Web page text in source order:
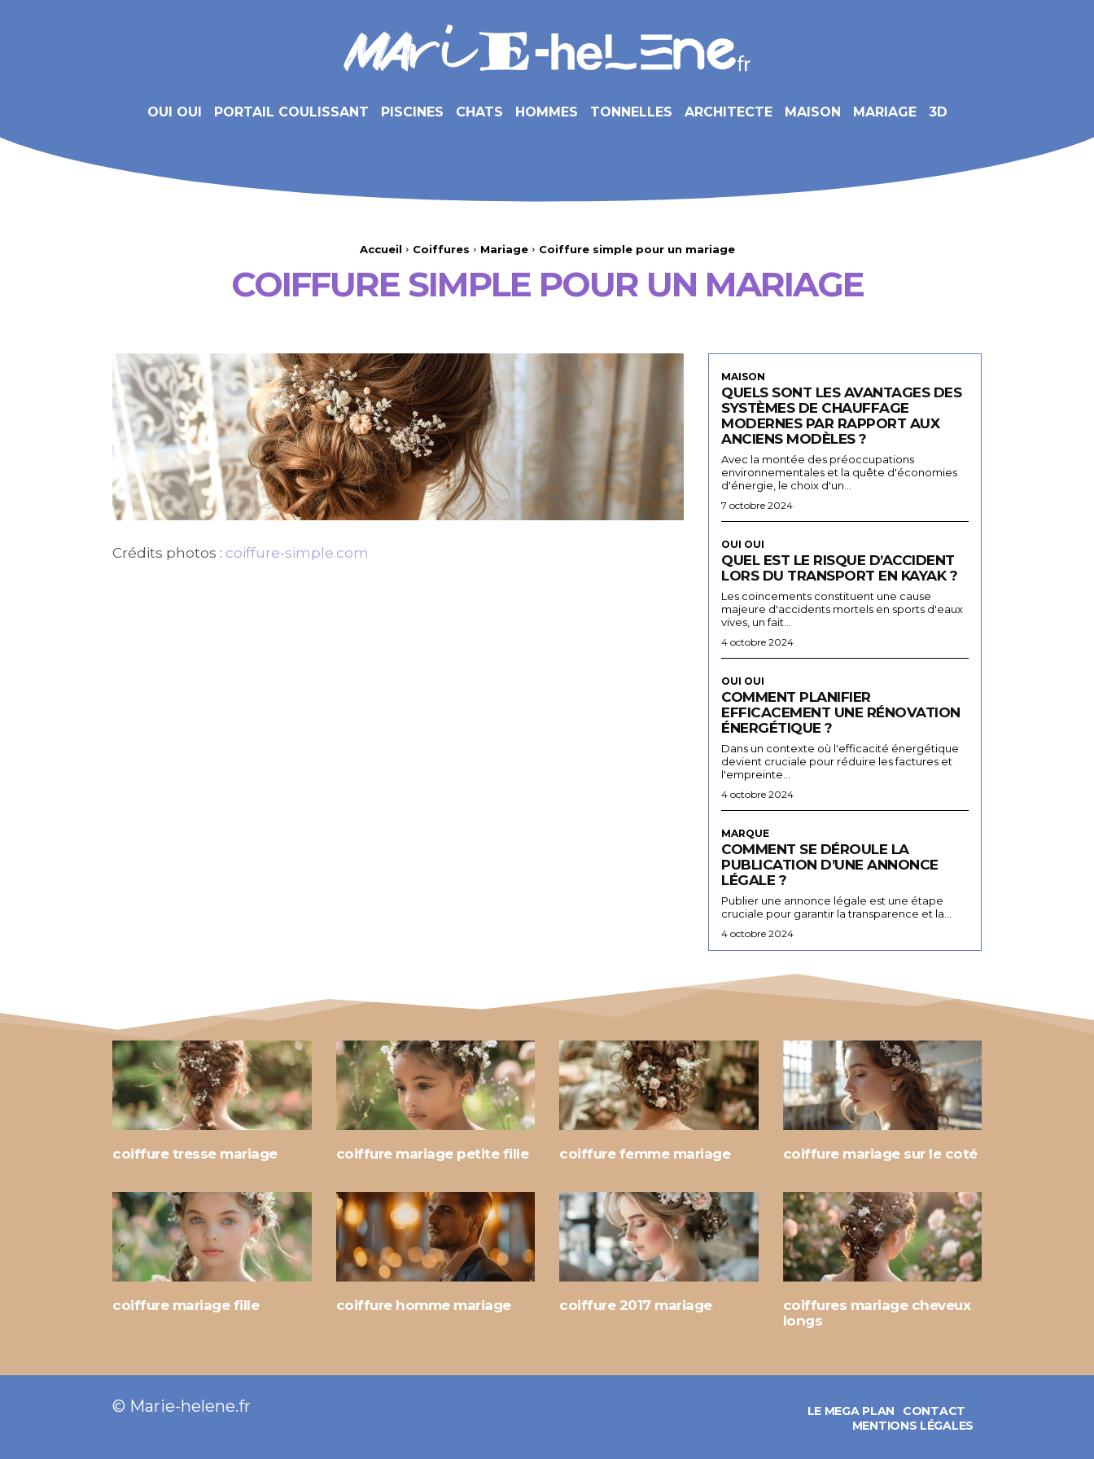
OUI OUI PORTAIL COULISSANT PISCINES CHATS HOMMES TONNELLES ARCHITECTE MAISON MARIAGE 3D
Accueil Coiffures Mariage Coiffure simple pour un mariage
COIFFURE SIMPLE POUR UN MARIAGE
Crédits photos : coiffure-simple.com
MAISON
QUELS SONT LES AVANTAGES DES
SYSTÈMES DE CHAUFFAGE
MODERNES PAR RAPPORT AUX
ANCIENS MODÈLES ?
Avec la montée des préoccupations
environnementales et la quête d'économies
d'énergie, le choix d'un...
7 octobre 2024
OUI OUI
QUEL EST LE RISQUE D’ACCIDENT
LORS DU TRANSPORT EN KAYAK ?
Les coincements constituent une cause
majeure d'accidents mortels en sports d'eaux
vives, un fait...
4 octobre 2024
OUI OUI
COMMENT PLANIFIER
EFFICACEMENT UNE RÉNOVATION
ÉNERGÉTIQUE ?
Dans un contexte où l'efficacité énergétique
devient cruciale pour réduire les factures et
l'empreinte...
4 octobre 2024
MARQUE
COMMENT SE DÉROULE LA
PUBLICATION D’UNE ANNONCE
LÉGALE ?
Publier une annonce légale est une étape
cruciale pour garantir la transparence et la...
4 octobre 2024
coiffure tresse mariage coiffure mariage petite fille coiffure femme mariage coiffure mariage sur le coté
coiffure mariage fille coiffure homme mariage coiffure 2017 mariage
coiffures mariage cheveux
longs
© Marie-helene.fr LE MEGA PLAN
CONTACT
MENTIONS LÉGALES